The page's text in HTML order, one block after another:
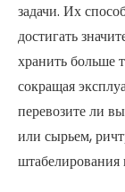
задачи. Их
достигать
хранить больше
сокращая
перевозите ли
или сырьем,
штабелирования